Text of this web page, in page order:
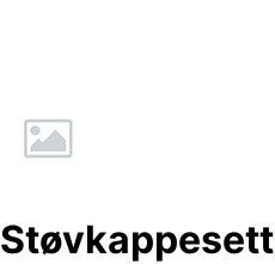
Støvkappesett